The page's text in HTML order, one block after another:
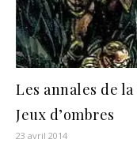
Les annales de
Jeux d’ombres
23 avril 2014